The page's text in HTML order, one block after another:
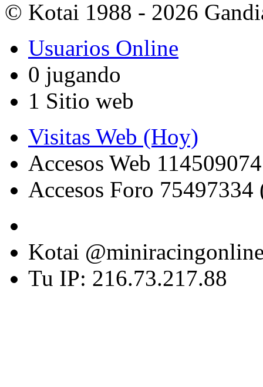
© Kotai 1988 - 2026
Usuarios Online
0 jugando
1 Sitio web
Visitas Web (Hoy)
Accesos Web
Accesos Foro 75497334
Kotai
Tu IP: 216.73.217.88